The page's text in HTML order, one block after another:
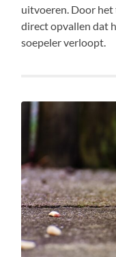
uitvoeren. Door het
direct opvallen dat
soepeler verloopt.